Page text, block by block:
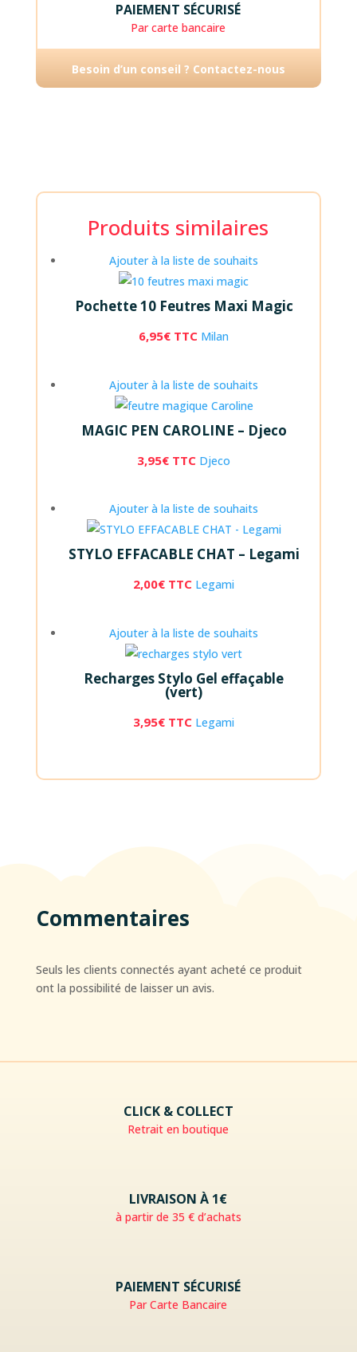
PAIEMENT SÉCURISÉ
Par carte bancaire
Besoin d’un conseil ? Contactez-nous
Produits similaires
Ajouter à la liste de souhaits
Pochette 10 Feutres Maxi Magic
6,95€ TTC Milan
Ajouter à la liste de souhaits
MAGIC PEN CAROLINE – Djeco
3,95€ TTC Djeco
Ajouter à la liste de souhaits
STYLO EFFACABLE CHAT – Legami
2,00€ TTC Legami
Ajouter à la liste de souhaits
Recharges Stylo Gel effaçable
(vert)
3,95€ TTC Legami
Commentaires
Seuls les clients connectés ayant acheté ce produit
ont la possibilité de laisser un avis.
CLICK & COLLECT
Retrait en boutique
LIVRAISON À 1€
à partir de 35 € d’achats
PAIEMENT SÉCURISÉ
Par Carte Bancaire